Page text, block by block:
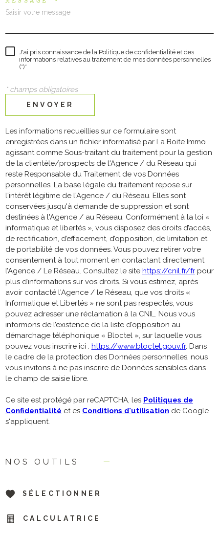
J'ai pris connaissance de la Politique de confidentialité et des
informations relatives au traitement de mes données personnelles
(*)*
* champs obligatoires
ENVOYER
Les informations recueillies sur ce formulaire sont
enregistrées dans un fichier informatisé par La Boite Immo
agissant comme Sous-traitant du traitement pour la gestion
de la clientèle/prospects de l'Agence / du Réseau qui
reste Responsable du Traitement de vos Données
personnelles. La base légale du traitement repose sur
l'intérêt légitime de l'Agence / du Réseau. Elles sont
conservées jusqu'à demande de suppression et sont
destinées à l'Agence / au Réseau. Conformément à la loi «
informatique et libertés », vous disposez des droits d’accès,
de rectification, d’effacement, d’opposition, de limitation et
de portabilité de vos données. Vous pouvez retirer votre
consentement à tout moment en contactant directement
l’Agence / Le Réseau. Consultez le site https://cnil.fr/fr pour
plus d’informations sur vos droits. Si vous estimez, après
avoir contacté l'Agence / le Réseau, que vos droits «
Informatique et Libertés » ne sont pas respectés, vous
pouvez adresser une réclamation à la CNIL. Nous vous
informons de l’existence de la liste d'opposition au
démarchage téléphonique « Bloctel », sur laquelle vous
pouvez vous inscrire ici : https://www.bloctel.gouv.fr. Dans
le cadre de la protection des Données personnelles, nous
vous invitons à ne pas inscrire de Données sensibles dans
le champ de saisie libre.
Ce site est protégé par reCAPTCHA, les Politiques de
Confidentialité et es Conditions d'utilisation de Google
s'appliquent.
NOS OUTILS
SÉLECTIONNER
CALCULATRICE